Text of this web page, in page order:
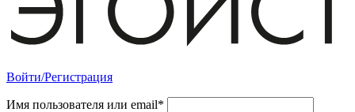
Войти/Регистрация
Имя пользователя или email*